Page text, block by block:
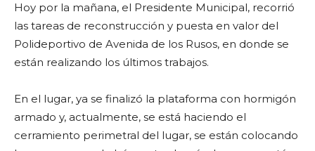
Hoy por la mañana, el Presidente Municipal, recorrió
las tareas de reconstrucción y puesta en valor del
Polideportivo de Avenida de los Rusos, en donde se
están realizando los últimos trabajos.
En el lugar, ya se finalizó la plataforma con hormigón
armado y, actualmente, se está haciendo el
cerramiento perimetral del lugar, se están colocando